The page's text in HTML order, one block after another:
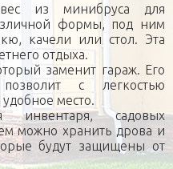
из минибруса для
формы, под ним
качели или стол. Эта
отдыха.
заменит гараж. Его
с легкостью
место.
инвентаря, садовых
можно хранить дрова и
будут защищены от